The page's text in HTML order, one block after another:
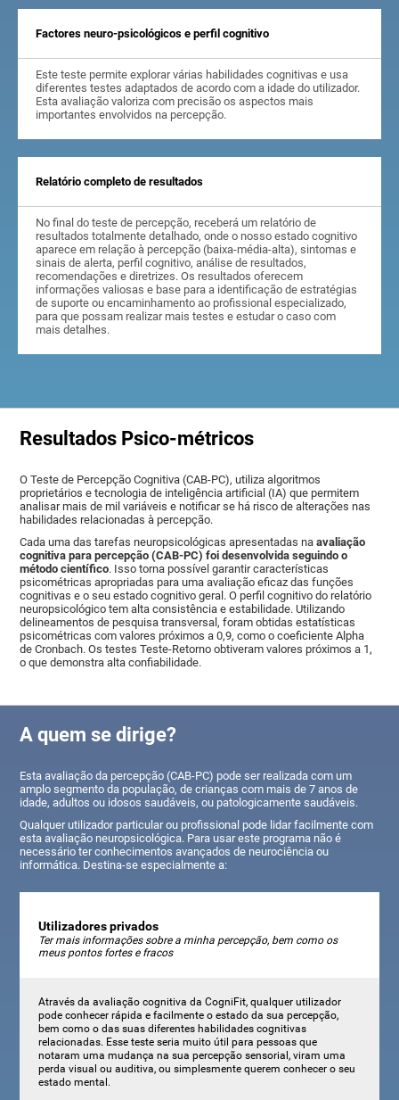
Factores neuro-psicológicos e perfil cognitivo
Este teste permite explorar várias habilidades cognitivas e usa
diferentes testes adaptados de acordo com a idade do utilizador.
Esta avaliação valoriza com precisão os aspectos mais
importantes envolvidos na percepção.
Relatório completo de resultados
No final do teste de percepção, receberá um relatório de
resultados totalmente detalhado, onde o nosso estado cognitivo
aparece em relação à percepção (baixa-média-alta), sintomas e
sinais de alerta, perfil cognitivo, análise de resultados,
recomendações e diretrizes. Os resultados oferecem
informações valiosas e base para a identificação de estratégias
de suporte ou encaminhamento ao profissional especializado,
para que possam realizar mais testes e estudar o caso com
mais detalhes.
Resultados Psico-métricos
O Teste de Percepção Cognitiva (CAB-PC), utiliza algoritmos
proprietários e tecnologia de inteligência artificial (IA) que permitem
analisar mais de mil variáveis ​​e notificar se há risco de alterações nas
habilidades relacionadas à percepção.
Cada uma das tarefas neuropsicológicas apresentadas naavaliação
cognitiva para percepção (CAB-PC) foi desenvolvida seguindo o
método científico. Isso torna possível garantir características
psicométricas apropriadas para uma avaliação eficaz das funções
cognitivas e o seu estado cognitivo geral. O perfil cognitivo do relatório
neuropsicológico tem alta consistência e estabilidade. Utilizando
delineamentos de pesquisa transversal, foram obtidas estatísticas
psicométricas com valores próximos a 0,9, como o coeficiente Alpha
de Cronbach. Os testes Teste-Retorno obtiveram valores próximos a 1,
o que demonstra alta confiabilidade.
A quem se dirige?
Esta avaliação da percepção (CAB-PC) pode ser realizada com um
amplo segmento da população, de crianças com mais de 7 anos de
idade, adultos ou idosos saudáveis, ou patologicamente saudáveis.
Qualquer utilizador particular ou profissional pode lidar facilmente com
esta avaliação neuropsicológica. Para usar este programa não é
necessário ter conhecimentos avançados de neurociência ou
informática. Destina-se especialmente a:
Utilizadores privados
Ter mais informações sobre a minha percepção, bem como os
meus pontos fortes e fracos
Através da avaliação cognitiva da CogniFit, qualquer utilizador
pode conhecer rápida e facilmente o estado da sua percepção,
bem como o das suas diferentes habilidades cognitivas
relacionadas. Esse teste seria muito útil para pessoas que
notaram uma mudança na sua percepção sensorial, viram uma
perda visual ou auditiva, ou simplesmente querem conhecer o seu
estado mental.